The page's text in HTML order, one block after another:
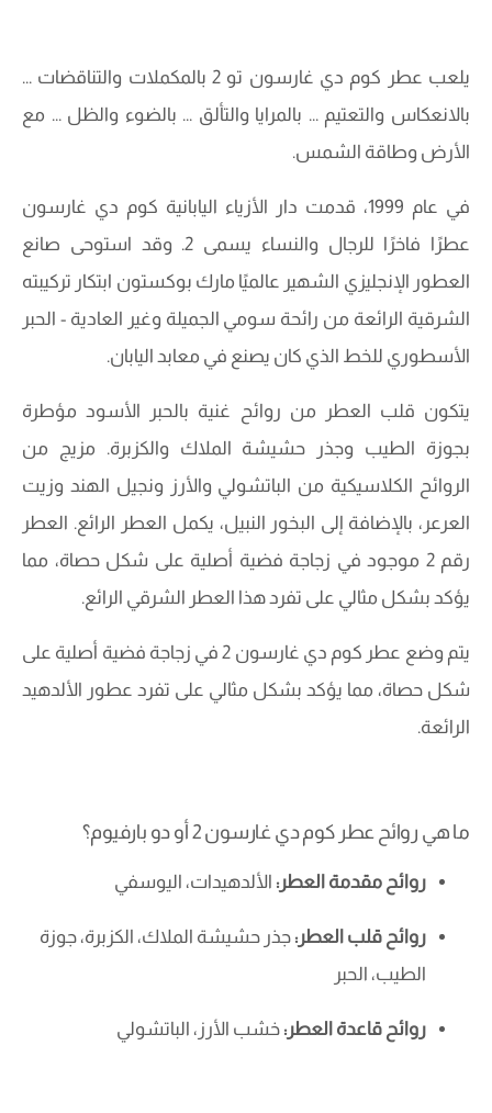
يلعب عطر كوم دي غارسون تو 2 بالمكملات والتناقضات ...
بالانعكاس والتعتيم ... بالمرايا والتألق ... بالضوء والظل ... مع
الأرض وطاقة الشمس.
في عام 1999، قدمت دار الأزياء اليابانية كوم دي غارسون
عطرًا فاخرًا للرجال والنساء يسمى 2. وقد استوحى صانع
العطور الإنجليزي الشهير عالميًا مارك بوكستون ابتكار تركيبته
الشرقية الرائعة من رائحة سومي الجميلة وغير العادية - الحبر
الأسطوري للخط الذي كان يصنع في معابد اليابان.
يتكون قلب العطر من روائح غنية بالحبر الأسود مؤطرة
بجوزة الطيب وجذر حشيشة الملاك والكزبرة. مزيج من
الروائح الكلاسيكية من الباتشولي والأرز ونجيل الهند وزيت
العرعر، بالإضافة إلى البخور النبيل، يكمل العطر الرائع. العطر
رقم 2 موجود في زجاجة فضية أصلية على شكل حصاة، مما
يؤكد بشكل مثالي على تفرد هذا العطر الشرقي الرائع.
يتم وضع عطر كوم دي غارسون 2 في زجاجة فضية أصلية على
شكل حصاة، مما يؤكد بشكل مثالي على تفرد عطور الألدهيد
الرائعة.
ما هي روائح عطر كوم دي غارسون 2 أو دو بارفيوم؟
روائح مقدمة العطر: الألدهيدات، اليوسفي
روائح قلب العطر: جذر حشيشة الملاك، الكزبرة، جوزة
الطيب، الحبر
روائح قاعدة العطر: خشب الأرز، الباتشولي